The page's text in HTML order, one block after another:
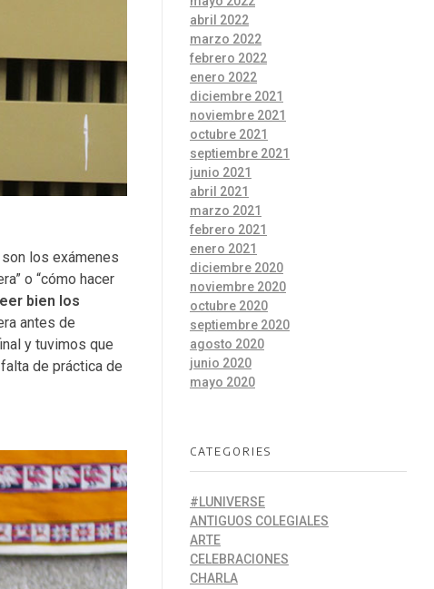
los exámenes
o “cómo hacer
bien los
antes de
y tuvimos que
de práctica de
abril 2022
marzo 2022
febrero 2022
enero 2022
diciembre 2021
noviembre 2021
octubre 2021
septiembre 2021
junio 2021
abril 2021
marzo 2021
febrero 2021
enero 2021
diciembre 2020
noviembre 2020
octubre 2020
septiembre 2020
agosto 2020
junio 2020
mayo 2020
CATEGORIES
#LUNIVERSE
ANTIGUOS COLEGIALES
ARTE
CELEBRACIONES
CHARLA